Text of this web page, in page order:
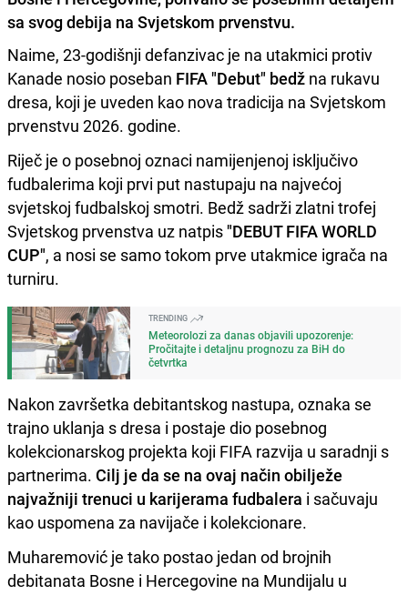
sa svog debija na Svjetskom prvenstvu.
Naime, 23-godišnji defanzivac je na utakmici protiv
Kanade nosio poseban FIFA "Debut" bedž na rukavu
dresa, koji je uveden kao nova tradicija na Svjetskom
prvenstvu 2026. godine.
Riječ je o posebnoj oznaci namijenjenoj isključivo
fudbalerima koji prvi put nastupaju na najvećoj
svjetskoj fudbalskoj smotri. Bedž sadrži zlatni trofej
Svjetskog prvenstva uz natpis"DEBUT FIFA WORLD
CUP", a nosi se samo tokom prve utakmice igrača na
turniru.
TRENDING
Meteorolozi za danas objavili upozorenje:
Pročitajte i detaljnu prognozu za BiH do
četvrtka
Nakon završetka debitantskog nastupa, oznaka se
trajno uklanja s dresa i postaje dio posebnog
kolekcionarskog projekta koji FIFA razvija u saradnji s
partnerima. Cilj je da se na ovaj način obilježe
najvažniji trenuci u karijerama fudbalera i sačuvaju
kao uspomena za navijače i kolekcionare.
Muharemović je tako postao jedan od brojnih
debitanata Bosne i Hercegovine na Mundijalu u